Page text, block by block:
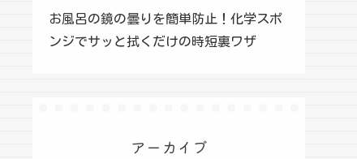
お風呂の鏡の曇りを簡単防止！化学スポ
ンジでサッと拭くだけの時短裏ワザ
アーカイブ